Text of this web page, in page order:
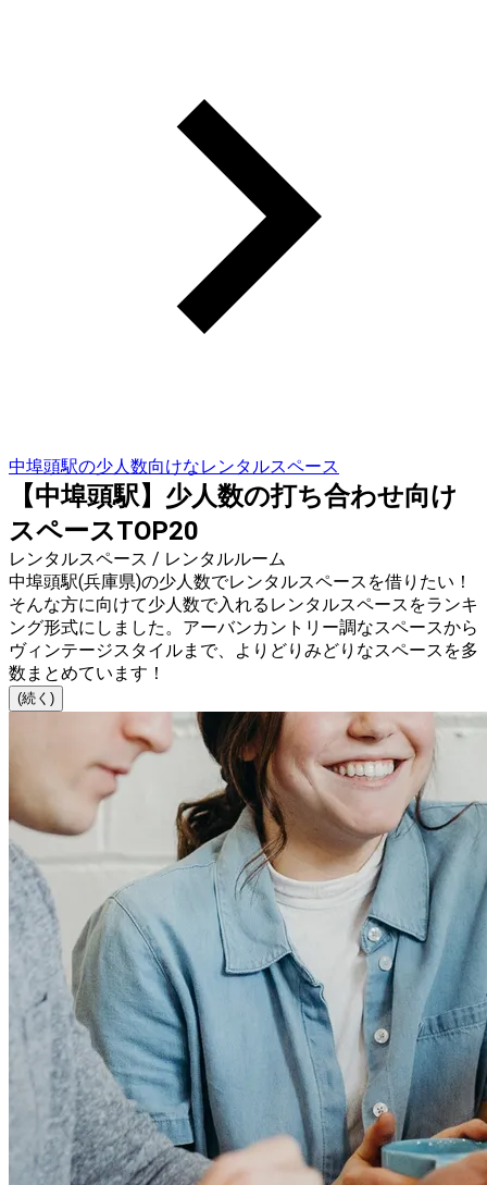
中埠頭駅の少人数向けなレンタルスペース
【中埠頭駅】少人数の打ち合わせ向け
スペースTOP20
レンタルスペース / レンタルルーム
中埠頭駅(兵庫県)の少人数でレンタルスペースを借りたい！
そんな方に向けて少人数で入れるレンタルスペースをランキ
ング形式にしました。アーバンカントリー調なスペースから
ヴィンテージスタイルまで、よりどりみどりなスペースを多
数まとめています！
(続く)